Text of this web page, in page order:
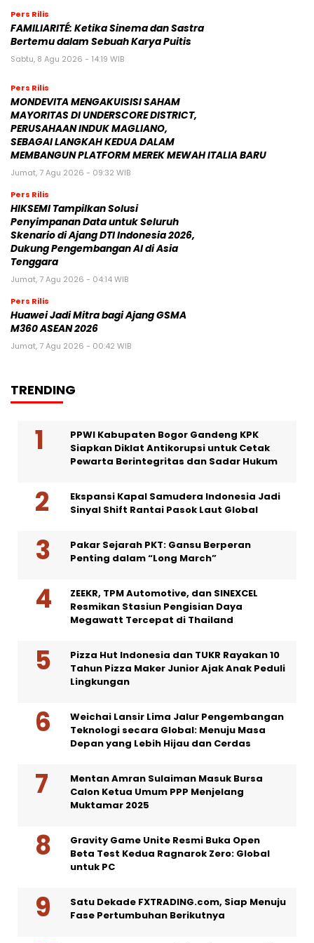
Pers Rilis
FAMILIARITÉ: Ketika Sinema dan Sastra
Bertemu dalam Sebuah Karya Puitis
Sabtu, 8 Agu 2026 - 14:19 WIB
Pers Rilis
MONDEVITA MENGAKUISISI SAHAM
MAYORITAS DI UNDERSCORE DISTRICT,
PERUSAHAAN INDUK MAGLIANO,
SEBAGAI LANGKAH KEDUA DALAM
MEMBANGUN PLATFORM MEREK MEWAH ITALIA BARU
Jumat, 7 Agu 2026 - 09:32 WIB
Pers Rilis
HIKSEMI Tampilkan Solusi
Penyimpanan Data untuk Seluruh
Skenario di Ajang DTI Indonesia 2026,
Dukung Pengembangan AI di Asia
Tenggara
Jumat, 7 Agu 2026 - 04:14 WIB
Pers Rilis
Huawei Jadi Mitra bagi Ajang GSMA
M360 ASEAN 2026
Jumat, 7 Agu 2026 - 00:42 WIB
TRENDING
PPWI Kabupaten Bogor Gandeng KPK
Siapkan Diklat Antikorupsi untuk Cetak
Pewarta Berintegritas dan Sadar Hukum
Ekspansi Kapal Samudera Indonesia Jadi
Sinyal Shift Rantai Pasok Laut Global
Pakar Sejarah PKT: Gansu Berperan
Penting dalam “Long March”
ZEEKR, TPM Automotive, dan SINEXCEL
Resmikan Stasiun Pengisian Daya
Megawatt Tercepat di Thailand
Pizza Hut Indonesia dan TUKR Rayakan 10
Tahun Pizza Maker Junior Ajak Anak Peduli
Lingkungan
Weichai Lansir Lima Jalur Pengembangan
Teknologi secara Global: Menuju Masa
Depan yang Lebih Hijau dan Cerdas
Mentan Amran Sulaiman Masuk Bursa
Calon Ketua Umum PPP Menjelang
Muktamar 2025
Gravity Game Unite Resmi Buka Open
Beta Test Kedua Ragnarok Zero: Global
untuk PC
Satu Dekade FXTRADING.com, Siap Menuju
Fase Pertumbuhan Berikutnya